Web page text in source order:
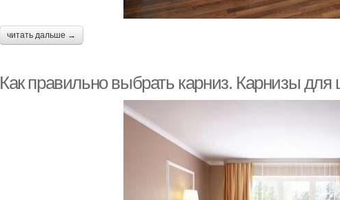
читать дальше →
Как правильно выбрать карниз. Карнизы для